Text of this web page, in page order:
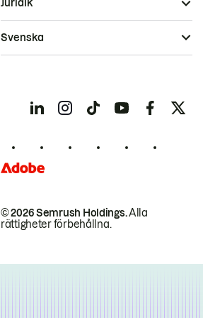
© 2026 Semrush Holdings.Alla
rättigheter förbehållna.
Juridik
Svenska